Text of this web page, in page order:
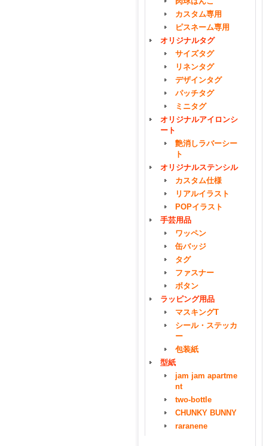
カスタム専用
ピスネーム専用
オリジナルタグ
サイズタグ
リネンタグ
デザインタグ
パッチタグ
ミニタグ
オリジナルアイロンシ
ート
艶消しラバーシー
ト
オリジナルステンシル
カスタム仕様
リアルイラスト
POPイラスト
手芸用品
ワッペン
缶バッジ
タグ
ファスナー
ボタン
ラッピング用品
マスキングT
シール・ステッカ
ー
包装紙
型紙
jam jam apartme
nt
two-bottle
CHUNKY BUNNY
raranene